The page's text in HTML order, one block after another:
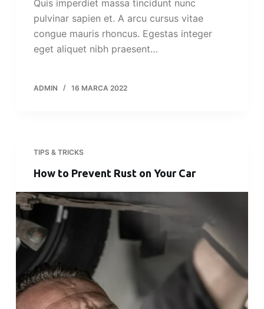
Quis imperdiet massa tincidunt nunc
pulvinar sapien et. A arcu cursus vitae
congue mauris rhoncus. Egestas integer
eget aliquet nibh praesent…
ADMIN 16 MARCA 2022
TIPS & TRICKS
How to Prevent Rust on Your Car